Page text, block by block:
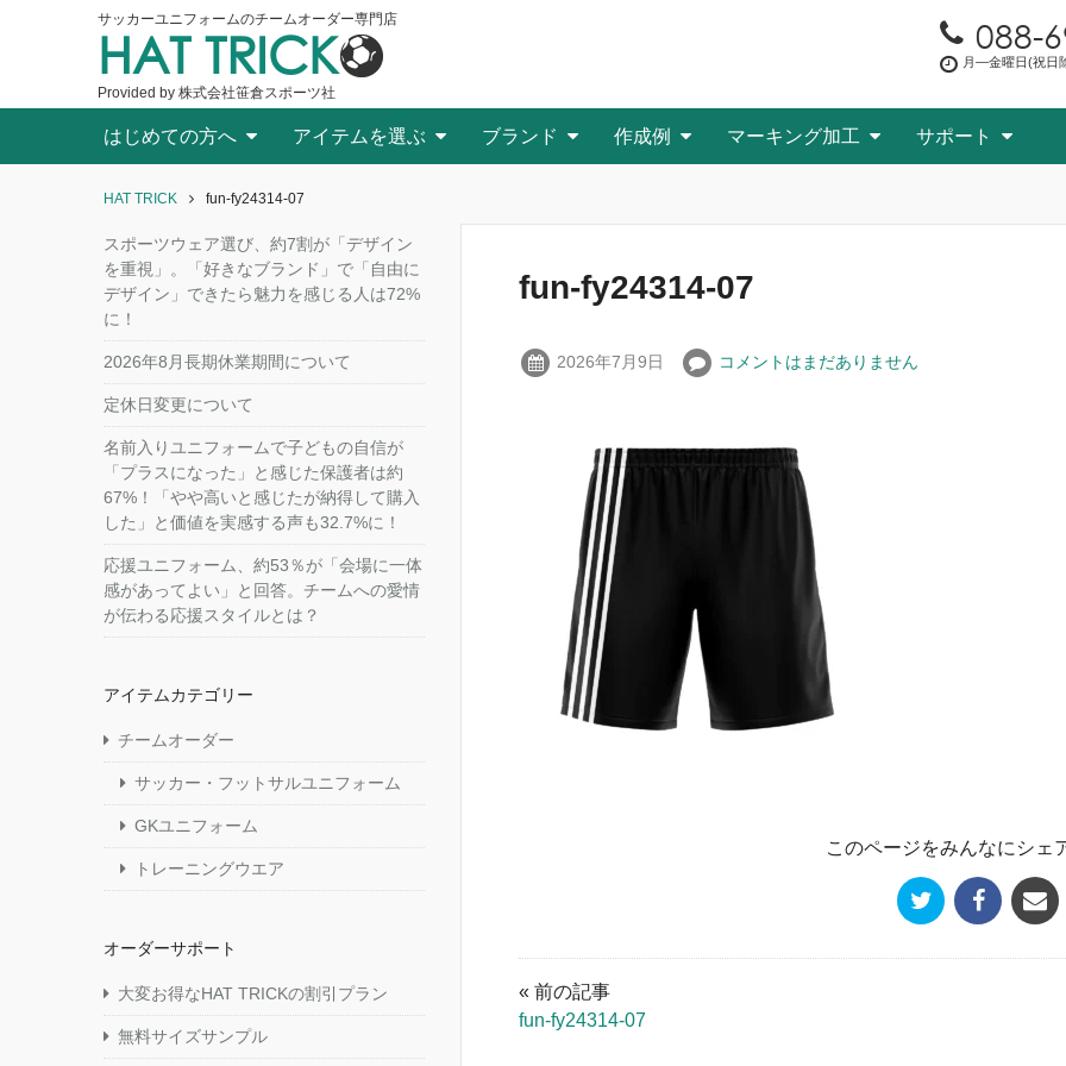
サッカーユニフォームのチームオーダー専門店
HAT TRICK
Provided by 株式会社笹倉スポーツ社
088-
月―金曜日(祝日
はじめての方へ アイテムを選ぶ ブランド 作成例 マーキング加工 サポート
HAT TRICK fun-fy24314-07
fun-fy24314-07
2026年7月9日 コメントはまだありません
このページをみんなにシェ
« 前の記事
fun-fy24314-07
スポーツウェア選び、約7割が「デザイン
を重視」。「好きなブランド」で「自由に
デザイン」できたら魅力を感じる人は72%
に！
2026年8月長期休業期間について
定休日変更について
名前入りユニフォームで子どもの自信が
「プラスになった」と感じた保護者は約
67%！「やや高いと感じたが納得して購入
した」と価値を実感する声も32.7%に！
応援ユニフォーム、約53％が「会場に一体
感があってよい」と回答。チームへの愛情
が伝わる応援スタイルとは？
アイテムカテゴリー
チームオーダー
サッカー・フットサルユニフォーム
GKユニフォーム
トレーニングウエア
オーダーサポート
大変お得なHAT TRICKの割引プラン
無料サイズサンプル